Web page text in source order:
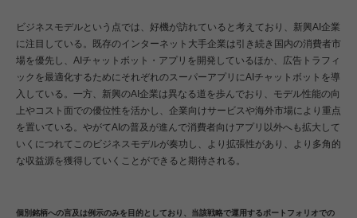
ビジネスモデルという点では、好機が訪れていると考えており、新興AI企業
に注目している。既存のインターネット大手企業は引き続き国内の消費者市
場を優先し、AIチャットボット・アプリを開発しているほか、広告トラフィ
ックを最適化するためにそれぞれのスーパーアプリにAIチャットボットを導
入している。一方、新興のAI企業は異なる道を歩んでおり、モデル性能の向
上やコスト面での優位性を活かし、企業向けサービスや海外市場により重点
を置いている。やがてAIの普及が進んで消費者向けアプリ以外へも拡大して
いくにつれてこのビジネスモデルが奏功し、より拡張性があり、より多角的
な収益源を獲得していくことができると期待される。
個別銘柄への言及は例示のみを目的としており、当該戦略で運用するポートフォリオでの